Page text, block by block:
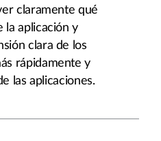
claramente qué
la aplicación y
clara de los
rápidamente y
las aplicaciones.